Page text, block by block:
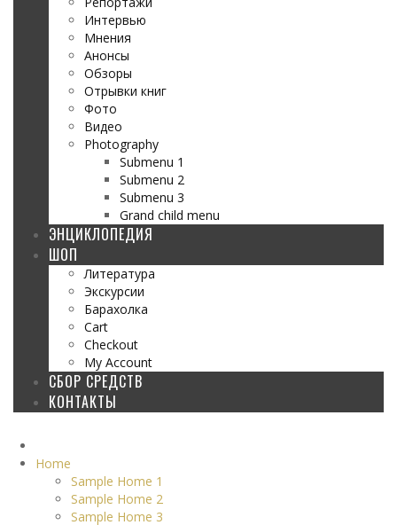
Интервью
Мнения
Анонсы
Обзоры
Отрывки книг
Фото
Видео
Photography
Submenu 1
Submenu 2
Submenu 3
Grand child menu
ЭНЦИКЛОПЕДИЯ
ШОП
Литература
Экскурсии
Барахолка
Cart
Checkout
My Account
СБОР СРЕДСТВ
КОНТАКТЫ
Home
Sample Home 1
Sample Home 2
Sample Home 3